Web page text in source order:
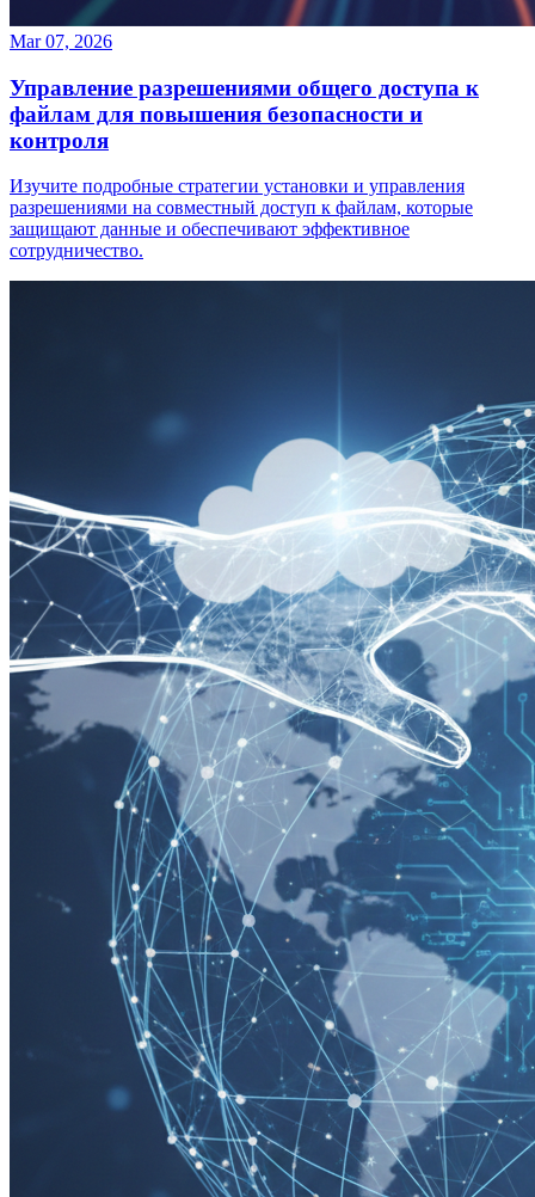
Mar 07, 2026
Управление разрешениями общего доступа к
файлам для повышения безопасности и
контроля
Изучите подробные стратегии установки и управления
разрешениями на совместный доступ к файлам, которые
защищают данные и обеспечивают эффективное
сотрудничество.